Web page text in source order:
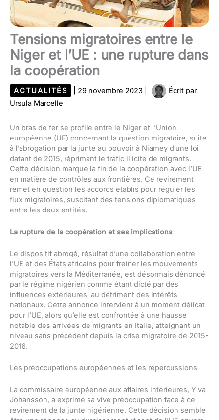
Tensions migratoires entre le
Niger et l’UE : une rupture dans
la coopération
ACTUALITÉS 29 novembre 2023
Écrit par
Ursula Marcelle
Un bras de fer se profile entre le Niger et l’Union
européenne (UE) concernant la question migratoire, suite
à l’abrogation par la junte au pouvoir à Niamey d’une loi
datant de 2015, réprimant le trafic illicite de migrants.
Cette décision marque la fin de la coopération avec l’UE
en matière de contrôles aux frontières. Ce revirement
remet en question les accords établis pour réguler les
flux migratoires, suscitant des tensions diplomatiques
entre les deux entités.
La rupture de la coopération et ses implications
Le dispositif abrogé, résultat d’une collaboration entre
l’UE et des États africains pour freiner les mouvements
migratoires vers la Méditerranée, est désormais dénoncé
par le régime nigérien comme étant dicté par des
influences extérieures, au détriment des intérêts
nationaux. Cette annonce intervient à un moment délicat
pour l’UE, alors qu’elle est confrontée à une hausse
notable des arrivées de migrants en Italie, atteignant un
niveau sans précédent depuis la crise migratoire de 2015-
2016.
Les préoccupations européennes et les répercussions
La commissaire européenne aux affaires intérieures, Ylva
Johansson, a exprimé sa vive préoccupation face à ce
revirement de la junte nigérienne. Cette décision semble